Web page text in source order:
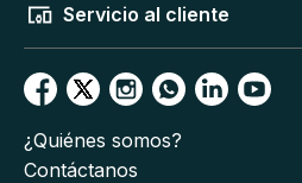
Servicio al cliente
¿Quiénes somos?
Contáctanos